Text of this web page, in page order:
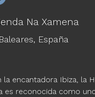
Na Xamena
España
la encantadora Ibiza, la
es reconocida como